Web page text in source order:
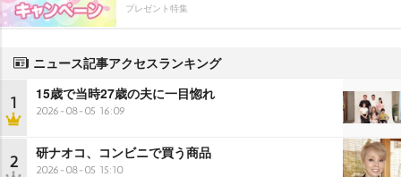
プレゼント特集
ニュース記事アクセスランキング
1 15歳で当時27歳の夫に一目惚れ
2026-08-05 16:09
2 研ナオコ、コンビニで買う商品
2026-08-05 15:10